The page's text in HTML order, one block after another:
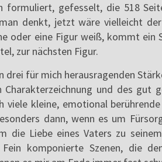
formuliert, gefesselt, die 518
denkt, jetzt wäre vielleicht
oder eine Figur weiß, kommt
zur nächsten Figur.
drei für mich herausragenden
Charakterzeichnung und des gut
viele kleine, emotional
dann, wenn es um
die Liebe eines Vaters zu
komponierte Szenen, die